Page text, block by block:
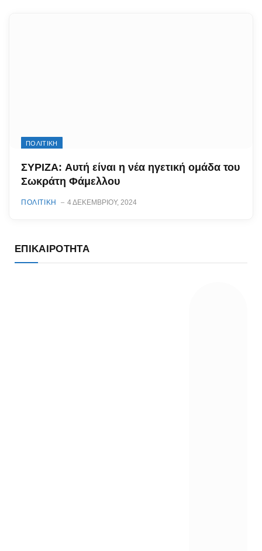
ΠΟΛΙΤΙΚΗ
ΣΥΡΙΖΑ: Αυτή είναι η νέα ηγετική ομάδα του
Σωκράτη Φάμελλου
ΠΟΛΙΤΙΚΗ 4 ΔΕΚΕΜΒΡΊΟΥ, 2024
ΕΠΙΚΑΙΡΌΤΗΤΑ